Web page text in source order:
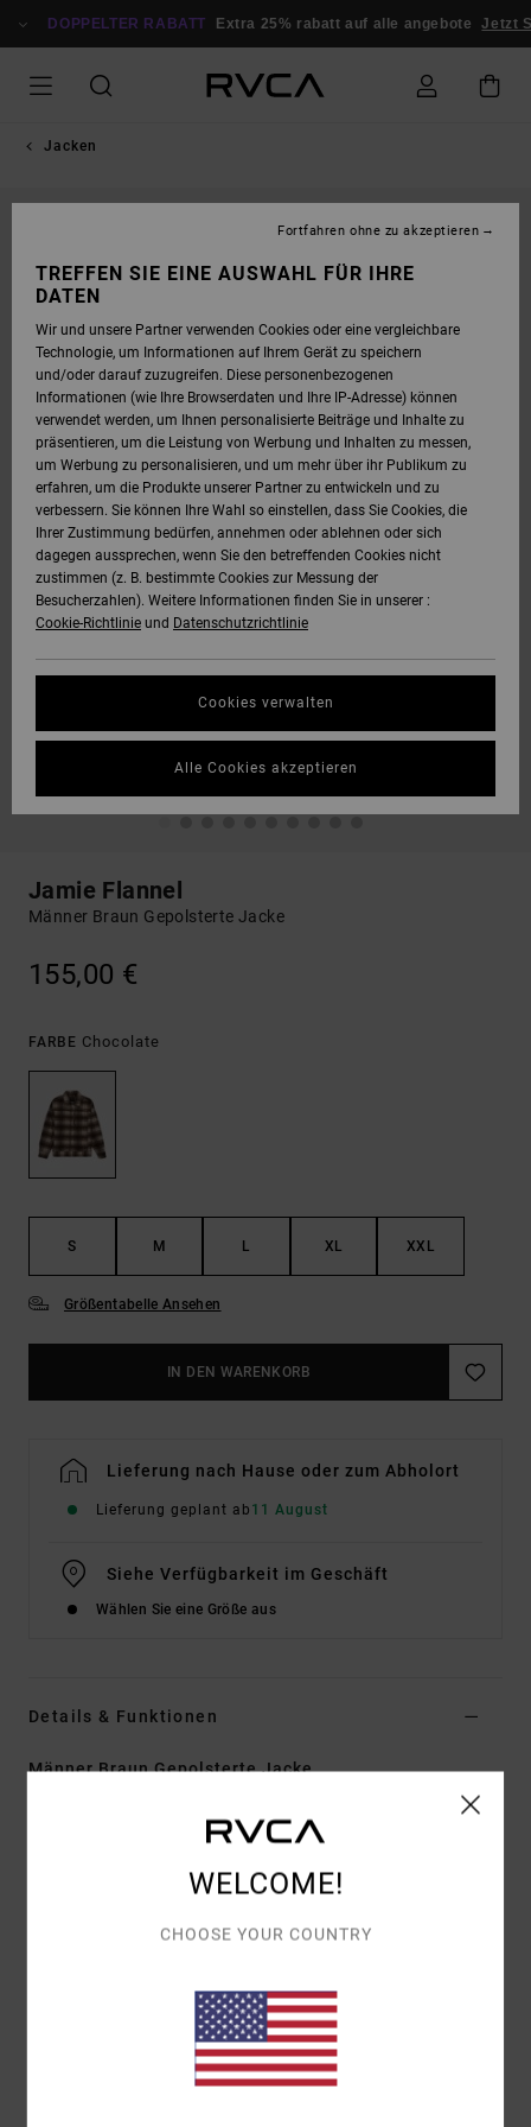
ZUR
DOPPELTER RABATT Extra 25% rabatt auf alle angebote Jetzt
Jacken
Jamie Flannel
Männer Braun Gepolsterte Jacke
155,00 €
FARBE Chocolate
S M L XL XXL
Größentabelle Ansehen
IN DEN WARENKORB
Lieferung nach Hause oder zum Abholort
Lieferung geplant ab 11 August
Siehe Verfügbarkeit im Geschäft
Wählen Sie eine Größe aus
Details & Funktionen
Männer Braun Gepolsterte Jacke
Gepolstert
Reißverschluss
Zusammensetzung[Hauptstoff] 75 % Polyester, 25 %
WELCOME!
CHOOSE YOUR COUNTRY
TREFFEN SIE EINE AUSWAHL FÜR IHRE
DATEN
Wir und unsere Partner verwenden Cookies oder eine vergleichbare
Technologie, um Informationen auf Ihrem Gerät zu speichern
und/oder darauf zuzugreifen. Diese personenbezogenen
Informationen (wie Ihre Browserdaten und Ihre IP-Adresse) können
verwendet werden, um Ihnen personalisierte Beiträge und Inhalte zu
präsentieren, um die Leistung von Werbung und Inhalten zu messen,
um Werbung zu personalisieren, und um mehr über ihr Publikum zu
erfahren, um die Produkte unserer Partner zu entwickeln und zu
verbessern. Sie können Ihre Wahl so einstellen, dass Sie Cookies, die
Ihrer Zustimmung bedürfen, annehmen oder ablehnen oder sich
dagegen aussprechen, wenn Sie den betreffenden Cookies nicht
zustimmen (z. B. bestimmte Cookies zur Messung der
Besucherzahlen). Weitere Informationen finden Sie in unserer :
Cookie-Richtlinie und Datenschutzrichtlinie
Cookies verwalten
Fortfahren ohne zu akzeptieren
Alle Cookies akzeptieren